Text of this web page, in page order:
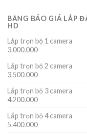
BẢNG BÁO GIÁ LẮP
HD
Lắp trọn bộ 1 camera
3.000.000
Lắp trọn bộ 2 camera
3.500.000
Lắp trọn bộ 3 camera
4.200.000
Lắp trọn bộ 4 camera
5.400.000